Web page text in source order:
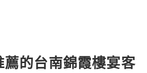
薦的台南錦霞樓宴客